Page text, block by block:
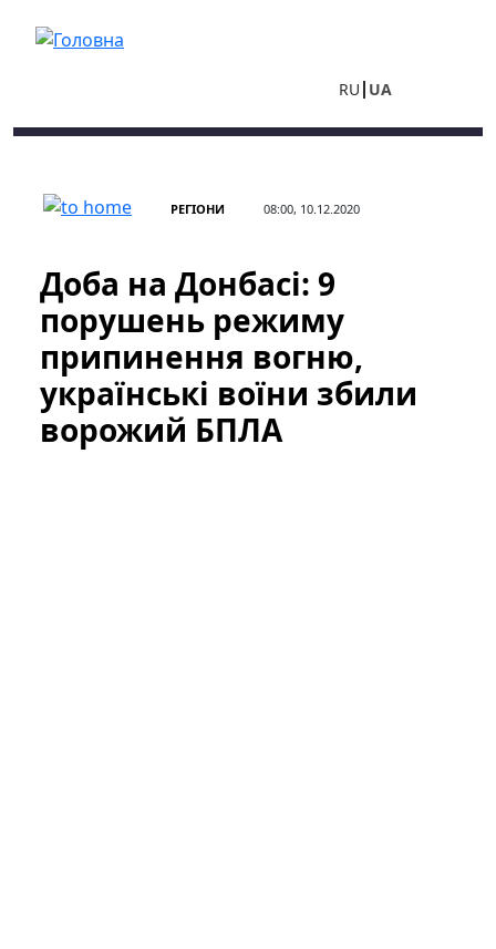
RU UA
РЕГІОНИ 08:00, 10.12.2020
Доба на Донбасі: 9
порушень режиму
припинення вогню,
українські воїни збили
ворожий БПЛА